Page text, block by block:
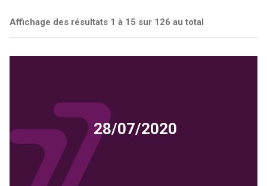
Affichage des résultats 1 à 15 sur 126 au total
28/07/2020